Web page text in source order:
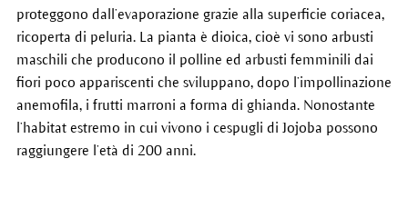
proteggono dall’evaporazione grazie alla superficie coriacea,
ricoperta di peluria. La pianta è dioica, cioè vi sono arbusti
maschili che producono il polline ed arbusti femminili dai
fiori poco appariscenti che sviluppano, dopo l’impollinazione
anemofila, i frutti marroni a forma di ghianda. Nonostante
l’habitat estremo in cui vivono i cespugli di Jojoba possono
raggiungere l’età di 200 anni.